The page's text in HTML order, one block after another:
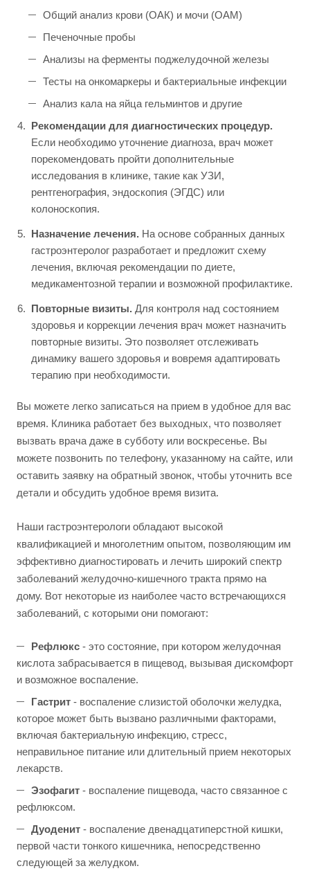
Общий анализ крови (ОАК) и мочи (ОАМ)
Печеночные пробы
Анализы на ферменты поджелудочной железы
Тесты на онкомаркеры и бактериальные инфекции
Анализ кала на яйца гельминтов и другие
Рекомендации для диагностических процедур.
Если необходимо уточнение диагноза, врач может
порекомендовать пройти дополнительные
исследования в клинике, такие как УЗИ,
рентгенография, эндоскопия (ЭГДС) или
колоноскопия.
Назначение лечения. На основе собранных данных
гастроэнтеролог разработает и предложит схему
лечения, включая рекомендации по диете,
медикаментозной терапии и возможной профилактике.
Повторные визиты. Для контроля над состоянием
здоровья и коррекции лечения врач может назначить
повторные визиты. Это позволяет отслеживать
динамику вашего здоровья и вовремя адаптировать
терапию при необходимости.
Вы можете легко записаться на прием в удобное для вас
время. Клиника работает без выходных, что позволяет
вызвать врача даже в субботу или воскресенье. Вы
можете позвонить по телефону, указанному на сайте, или
оставить заявку на обратный звонок, чтобы уточнить все
детали и обсудить удобное время визита.
Наши гастроэнтерологи обладают высокой
квалификацией и многолетним опытом, позволяющим им
эффективно диагностировать и лечить широкий спектр
заболеваний желудочно-кишечного тракта прямо на
дому. Вот некоторые из наиболее часто встречающихся
заболеваний, с которыми они помогают:
Рефлюкс - это состояние, при котором желудочная
кислота забрасывается в пищевод, вызывая дискомфорт
и возможное воспаление.
Гастрит - воспаление слизистой оболочки желудка,
которое может быть вызвано различными факторами,
включая бактериальную инфекцию, стресс,
неправильное питание или длительный прием некоторых
лекарств.
Эзофагит - воспаление пищевода, часто связанное с
рефлюксом.
Дуоденит - воспаление двенадцатиперстной кишки,
первой части тонкого кишечника, непосредственно
следующей за желудком.